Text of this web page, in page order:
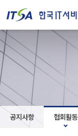
공지사항 협회활동